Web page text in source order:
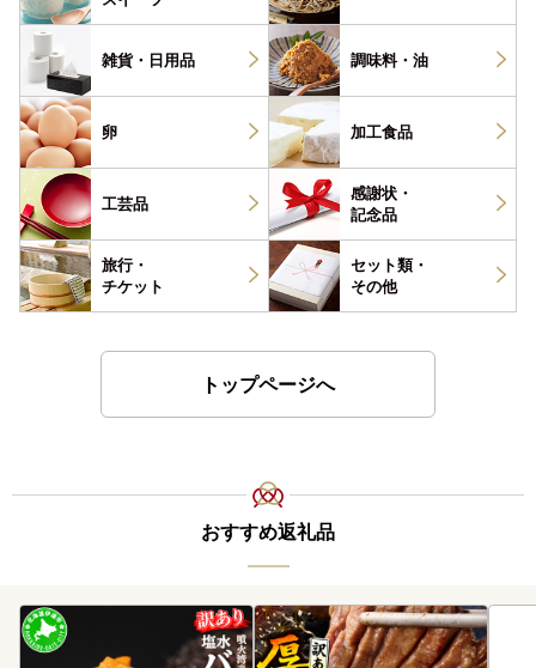
雑貨・ 日用品 調味料・ 油
卵 加工食品
工芸品
感謝状・
記念品
旅行・
チケット
セット類・
その他
トップページへ
おすすめ返礼品